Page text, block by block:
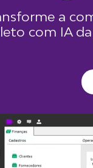
a
com IA